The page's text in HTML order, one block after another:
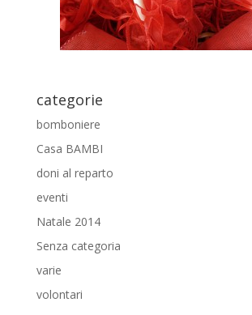
categorie
bomboniere
Casa BAMBI
doni al reparto
eventi
Natale 2014
Senza categoria
varie
volontari